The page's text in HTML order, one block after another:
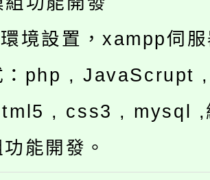
境設置，xampp伺
：php , JavaScrupt
, css3 , mysql ,
能開發。